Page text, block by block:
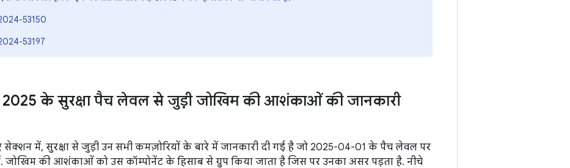
53150
53197
2025 के सुरक्षा पैच लेवल से जुड़ी जोखिम की आशंकाओं की जानकारी
सेक्शन में, सुरक्षा से जुड़ी उन सभी कमज़ोरियों के बारे में जानकारी दी गई है जो 2025-04-01 के पैच लेवल पर
जोखिम की आशंकाओं को उस कॉम्पोनेंट के हिसाब से ग्रुप किया जाता है जिस पर उनका असर पड़ता है. नीचे